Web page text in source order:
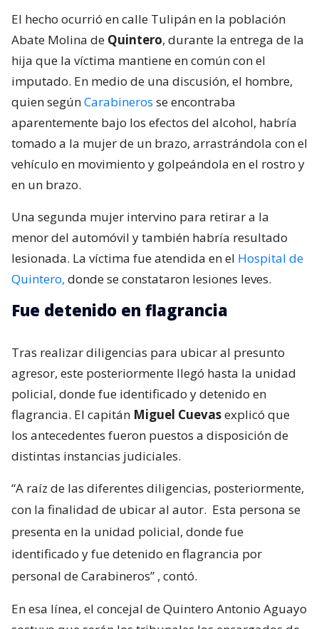
El hecho ocurrió en calle Tulipán en la población
Abate Molina de Quintero, durante la entrega de la
hija que la víctima mantiene en común con el
imputado. En medio de una discusión, el hombre,
quien segúnCarabineros se encontraba
aparentemente bajo los efectos del alcohol, habría
tomado a la mujer de un brazo, arrastrándola con el
vehículo en movimiento y golpeándola en el rostro y
en un brazo.
Una segunda mujer intervino para retirar a la
menor del automóvil y también habría resultado
lesionada. La víctima fue atendida en el Hospital de
Quintero, donde se constataron lesiones leves.
Fue detenido en flagrancia
Tras realizar diligencias para ubicar al presunto
agresor, este posteriormente llegó hasta la unidad
policial, donde fue identificado y detenido en
flagrancia. El capitán Miguel Cuevasexplicó que
los antecedentes fueron puestos a disposición de
distintas instancias judiciales.
“A raíz de las diferentes diligencias, posteriormente,
con la finalidad de ubicar al autor. Esta persona se
presenta en la unidad policial, donde fue
identificado y fue detenido en flagrancia por
personal de Carabineros” , contó.
En esa línea, el concejal de Quintero Antonio Aguayo